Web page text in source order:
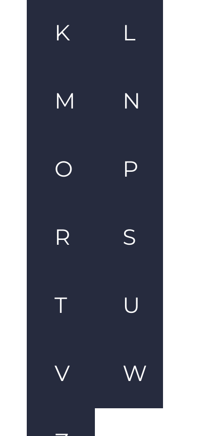
K L
M N
O P
R S
T U
V W